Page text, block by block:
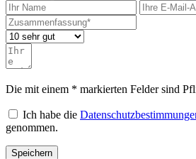
Die mit einem * markierten Felder sind
Ich habe die
genommen.
Speichern